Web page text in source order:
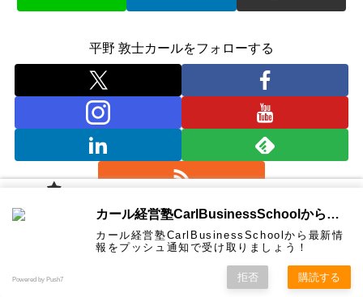
平野 敦士カールをフォローする
平野 敦士カール
関連記事
ばれまし
コンサル
ティング
経営学用
語集
認定コン
サルタン
無料メル
マガ！
★カール
経営塾動
お問い合
わせ
★熱海風
水＆グリ
プライバ
カール経営塾CarlBusinessSchoolから通知を受け取る
カール経営塾CarlBusinessSchoolから最新情
報をプッシュ通知で受け取りましょう！
Powered by Push7 拒否 購読する